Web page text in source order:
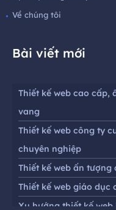
Về chúng tôi
Bài viết mới
Thiết kế web cao cấp,
vang
Thiết kế web công ty
chuyên nghiệp
Thiết kế web ấn
Thiết kế web giáo dục
Xu hướng thiết kế